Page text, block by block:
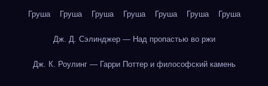
Груша Груша Груша Груша Груша Груша Груша
Дж. Д. Сэлинджер — Над пропастью во ржи
Дж. К. Роулинг — Гарри Поттер и философский камень